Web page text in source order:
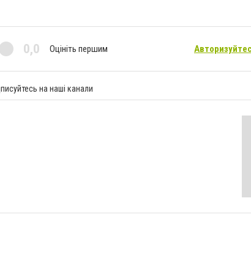
0,0 Оцініть першим
на наші канали